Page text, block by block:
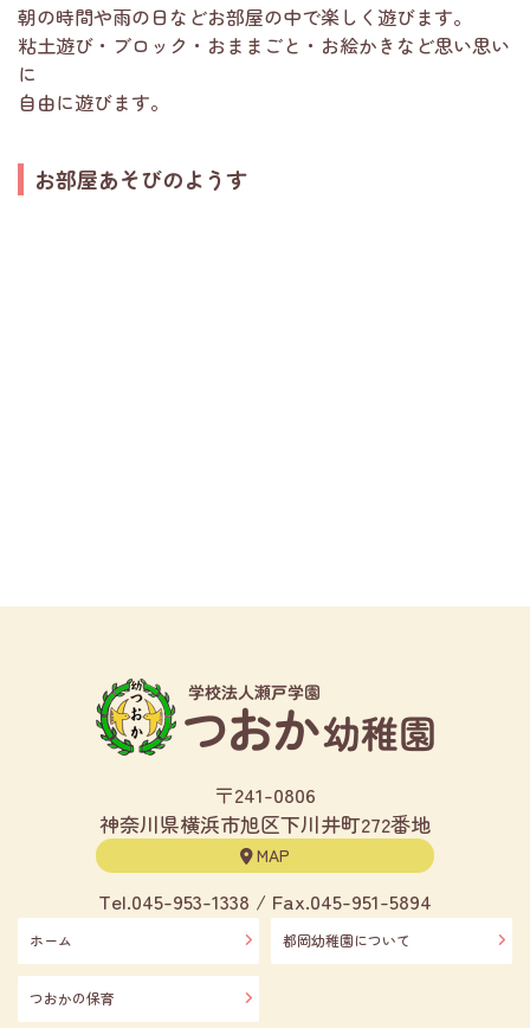
朝の時間や雨の日などお部屋の中で楽しく遊びます。
粘土遊び・ブロック・おままごと・お絵かきなど思い思い
に
自由に遊びます。
お部屋あそびのようす
〒241-0806
神奈川県横浜市旭区下川井町272番地
MAP
Tel.045-953-1338 / Fax.045-951-5894
ホーム 都岡幼稚園について
つおかの保育